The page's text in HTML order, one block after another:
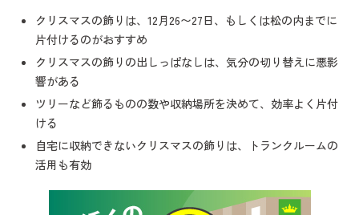
クリスマスの飾りは、12月26〜27日、もしくは松の内までに
片付けるのがおすすめ
クリスマスの飾りの出しっぱなしは、気分の切り替えに悪影
響がある
ツリーなど飾るものの数や収納場所を決めて、効率よく片付
ける
自宅に収納できないクリスマスの飾りは、トランクルームの
活用も有効